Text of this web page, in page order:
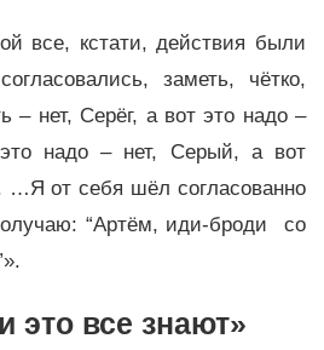
все, кстати, действия были
заметь, чётко,
– нет, Серёг, а вот это надо –
надо – нет, Серый, а вот
от себя шёл согласованно
“Артём, иди-броди со
это все знают»